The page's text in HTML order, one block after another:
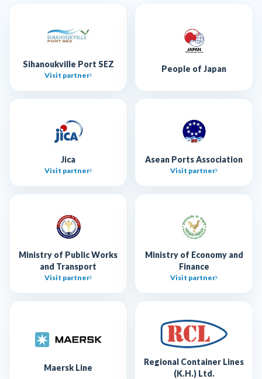
Sihanoukville Port SEZ
Visit partner
People of Japan
Jica
Visit partner
Asean Ports Association
Visit partner
Ministry of Public Works
and Transport
Visit partner
Ministry of Economy and
Finance
Visit partner
Maersk Line
Regional Container Lines
(K.H.) Ltd.